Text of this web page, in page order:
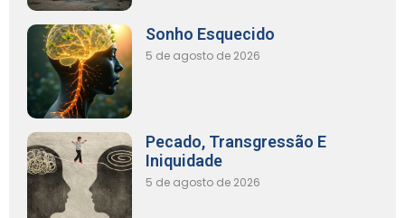
Sonho Esquecido
5 de agosto de 2026
Pecado, Transgressão E
Iniquidade
5 de agosto de 2026